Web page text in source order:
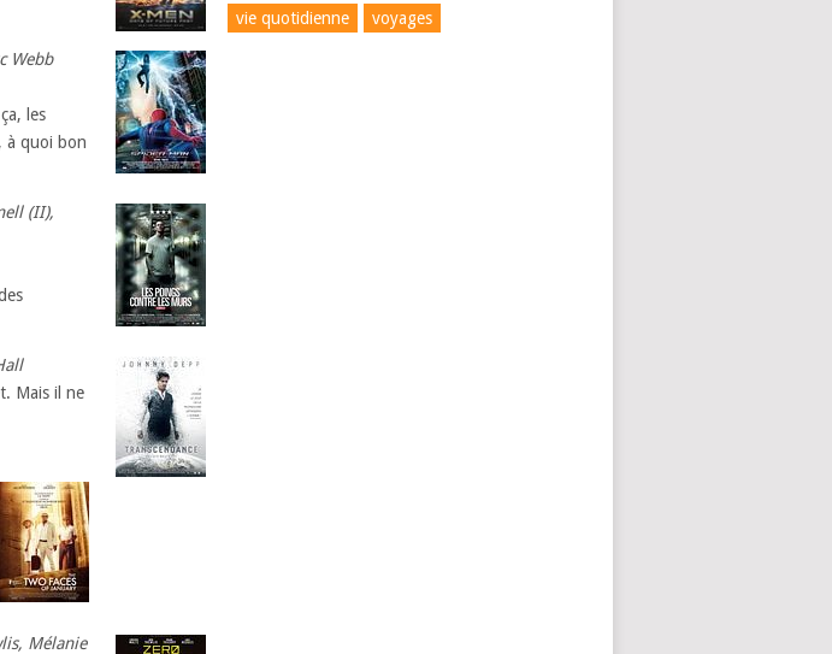
Webb
les
à quoi bon
(II),
Mais il ne
Mélanie
vie quotidienne
voyages